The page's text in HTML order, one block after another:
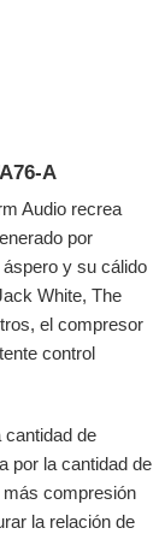
A
Audio recrea
por
y su cálido
White, The
el compresor
control
cantidad de
por la cantidad de
compresión
la relación de